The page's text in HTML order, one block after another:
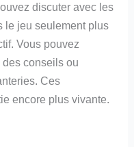
discuter avec les
le jeu seulement plus
Vous pouvez
conseils ou
Ces
encore plus vivante.